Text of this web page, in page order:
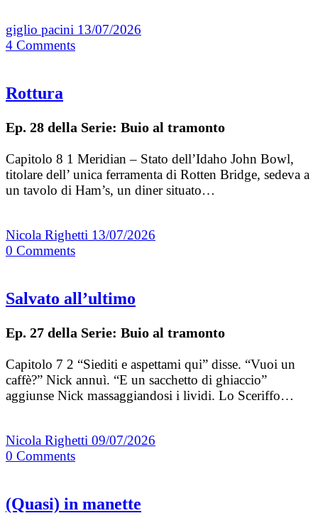
giglio pacini 13/07/2026
4 Comments
Rottura
Ep. 28 della Serie: Buio al tramonto
Capitolo 8 1 Meridian – Stato dell’Idaho John Bowl,
titolare dell’ unica ferramenta di Rotten Bridge, sedeva a
un tavolo di Ham’s, un diner situato…
Nicola Righetti 13/07/2026
0 Comments
Salvato all’ultimo
Ep. 27 della Serie: Buio al tramonto
Capitolo 7 2 “Siediti e aspettami qui” disse. “Vuoi un
caffè?” Nick annuì. “E un sacchetto di ghiaccio”
aggiunse Nick massaggiandosi i lividi. Lo Sceriffo…
Nicola Righetti 09/07/2026
0 Comments
(Quasi) in manette